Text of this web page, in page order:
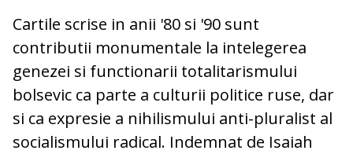
Cartile scrise in anii '80 si '90 sunt
contributii monumentale la intelegerea
genezei si functionarii totalitarismului
bolsevic ca parte a culturii politice ruse, dar
si ca expresie a nihilismului anti-pluralist al
socialismului radical. Indemnat de Isaiah